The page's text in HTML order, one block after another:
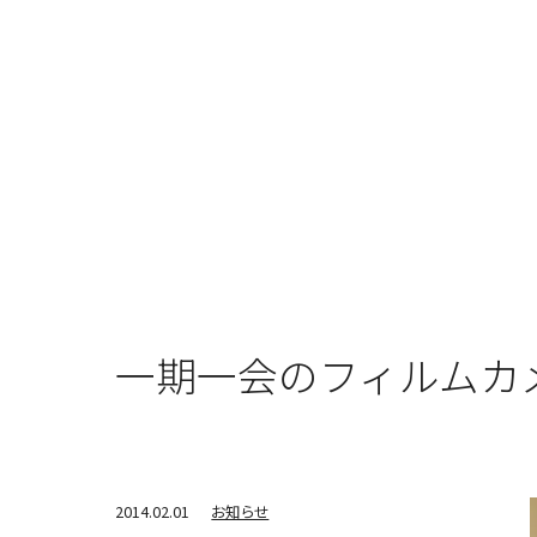
一期一会のフィルムカ
2014.02.01 お知らせ